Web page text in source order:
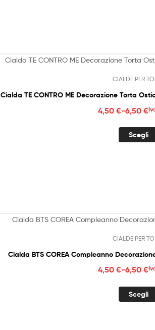
CIALDE PER
Cialda TE CONTRO ME Decorazione Torta
4,50 €-6,50 €
Scegli
CIALDE PER
Cialda BTS COREA Compleanno
4,50 €-6,50 €
Scegli